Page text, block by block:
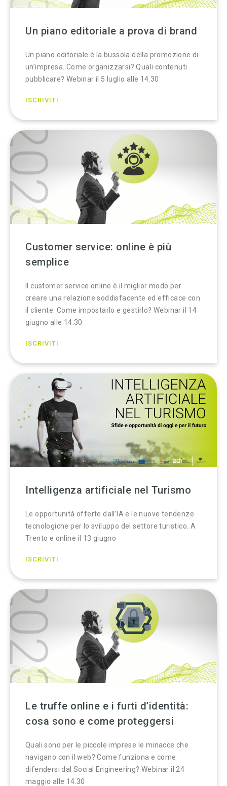
Un piano editoriale a prova di brand
Un piano editoriale è la bussola della promozione di
un’impresa. Come organizzarsi? Quali contenuti
pubblicare? Webinar il 5 luglio alle 14.30
ISCRIVITI
Customer service: online è più
semplice
Il customer service online è il miglior modo per
creare una relazione soddisfacente ed efficace con
il cliente. Come impostarlo e gestirlo? Webinar il 14
giugno alle 14.30
ISCRIVITI
Intelligenza artificiale nel Turismo
Le opportunità offerte dall’IA e le nuove tendenze
tecnologiche per lo sviluppo del settore turistico. A
Trento e online il 13 giugno
ISCRIVITI
Le truffe online e i furti d’identità:
cosa sono e come proteggersi
Quali sono per le piccole imprese le minacce che
navigano con il web? Come funziona e come
difendersi dal Social Engineering? Webinar il 24
maggio alle 14.30